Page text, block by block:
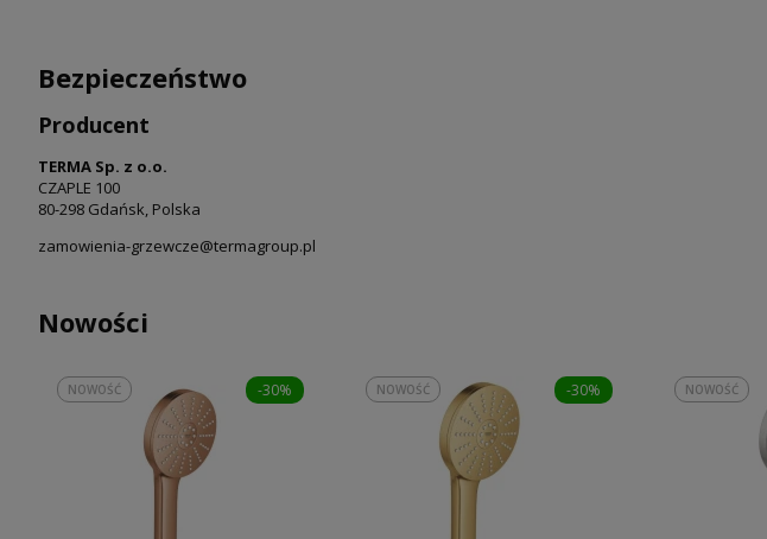
Bezpieczeństwo
Producent
TERMA Sp. z o.o.
CZAPLE 100
80-298 Gdańsk, Polska
zamowienia-grzewcze@termagroup.pl
Nowości
-30%
NOWOŚĆ -30%
NOWOŚĆ NOWOŚĆ